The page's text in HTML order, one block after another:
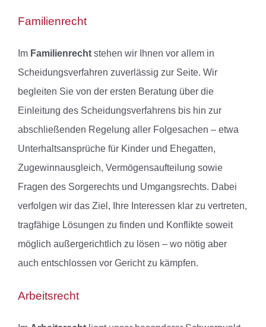
Familienrecht
Im Familienrecht stehen wir Ihnen vor allem in
Scheidungsverfahren zuverlässig zur Seite. Wir
begleiten Sie von der ersten Beratung über die
Einleitung des Scheidungsverfahrens bis hin zur
abschließenden Regelung aller Folgesachen – etwa
Unterhaltsansprüche für Kinder und Ehegatten,
Zugewinnausgleich, Vermögensaufteilung sowie
Fragen des Sorgerechts und Umgangsrechts. Dabei
verfolgen wir das Ziel, Ihre Interessen klar zu vertreten,
tragfähige Lösungen zu finden und Konflikte soweit
möglich außergerichtlich zu lösen – wo nötig aber
auch entschlossen vor Gericht zu kämpfen.
Arbeitsrecht